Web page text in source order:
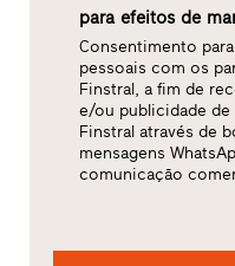
para efeitos de
Consentimento
pessoais com os
Finstral, a fim de
e/ou publicidade
Finstral através de
mensagens
comunicação